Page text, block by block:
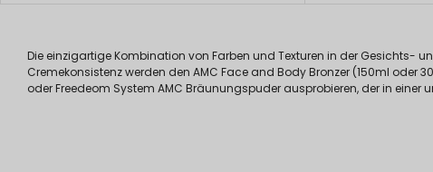
Die einzigartige Kombination von Farben und Texturen in der Gesichts-
Cremekonsistenz werden den AMC Face and Body Bronzer (150ml oder
oder Freedeom System AMC Bräunungspuder ausprobieren, der in